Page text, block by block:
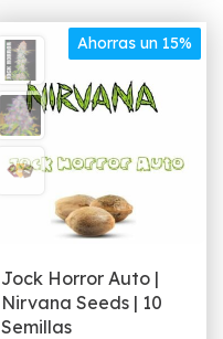
Ahorras un 15%
Jock Horror Auto |
Nirvana Seeds | 10
Semillas